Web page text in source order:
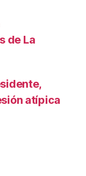
de La
atípica